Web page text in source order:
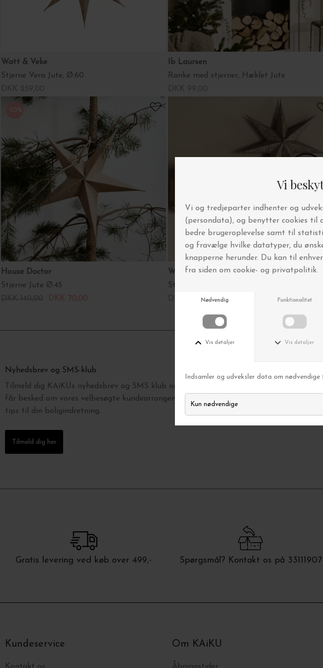
Watt & Veke
Stjerne Vera Jute, Ø:60
Ib Laursen
Ranke med stjerner, Hæklet Jute
-50%
House Doctor
Stjerne Jute Ø:45
Watt & Veke
Stjerne Vera Jute, Ø:44
DKK 199,00
Nyhedsbrev og SMS-klub
Tilmeld dig KAiKUs nyhedsbrev og SMS klub og vær blandt de første, der
får besked om vores velbesøgte kundearrangementer, nyheder, udsalg og
tips til din boligindretning.
Tilmeld dig her
Gratis levering ved køb over 499,- Spørgsmål? Kontakt os på 33111907
Kundeservice Om KAiKU